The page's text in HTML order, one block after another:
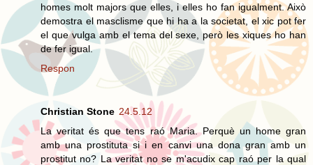
homes molt majors que elles, i elles ho fan igualment. Això
demostra el masclisme que hi ha a la societat, el xic pot fer
el que vulga amb el tema del sexe, però les xiques ho han
de fer igual.
Respon
Christian Stone 24.5.12
La veritat és que tens raó Maria. Perquè un home gran
amb una prostituta si i en canvi una dona gran amb un
prostitut no? La veritat no se m'acudix cap raó per la qual